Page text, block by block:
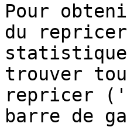
Pour
du
trouver
repricer
barre de